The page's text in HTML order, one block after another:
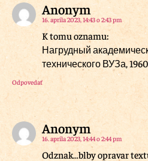
Anonym
16. apríla 2023, 14:43 o 2:43 pm
K tomu oznamu:
Нагрудный
технического ВУЗа,
Odpovedať
Anonym
16. apríla 2023, 14:44 o 2:44 pm
Odznak…blby opravar